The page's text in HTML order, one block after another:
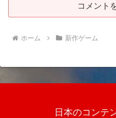
コメント
ホーム 新作ゲーム
日本のコンテ